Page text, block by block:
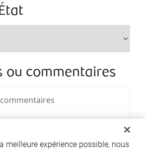
ou commentaires
meilleure expérience possible, nous